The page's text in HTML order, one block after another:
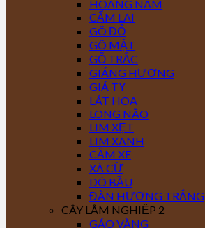
HOÀNG NAM
CẨM LAI
GÕ ĐỎ
GÕ MẬT
GỖ TRẮC
GIÁNG HƯƠNG
GIÁ TỴ
LÁT HOA
LONG NÃO
LIM XẸT
LIM XANH
CĂM XE
XÀ CỪ
DÓ BẦU
ĐÀN HƯƠNG TRẮNG
CÂY LÂM NGHIỆP 2
GÁO VÀNG